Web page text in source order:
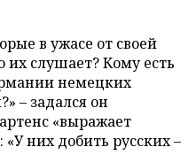
в ужасе от своей
их слушает? Кому есть
немецких
– задался он
«выражает
них добить русских –